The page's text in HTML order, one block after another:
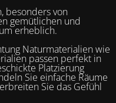
besonders von
gemütlichen und
erheblich.
Naturmaterialien wie
passen perfekt in
Platzierung
Sie einfache Räume
Sie das Gefühl